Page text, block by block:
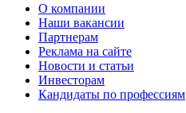
О компании
Наши вакансии
Партнерам
Реклама на сайте
Новости и статьи
Инвесторам
Кандидаты по профессиям